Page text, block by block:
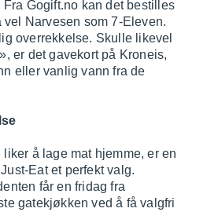
Gogift.no kan det bestilles
Narvesen som 7-Eleven.
overrekkelse. Skulle likevel
er det gavekort på Kroneis,
eller vanlig vann fra de
å lage mat hjemme, er en
Eat et perfekt valg.
får en fridag fra
gatekjøkken ved å få valgfri